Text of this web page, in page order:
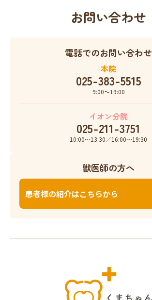
お問い合わせ
電話でのお問い合わせ
本院
025-383-5515
9:00〜19:00
イオン分院
025-211-3751
10:00〜13:30／16:00〜19:30
獣医師の方へ
患者様の紹介はこちらから